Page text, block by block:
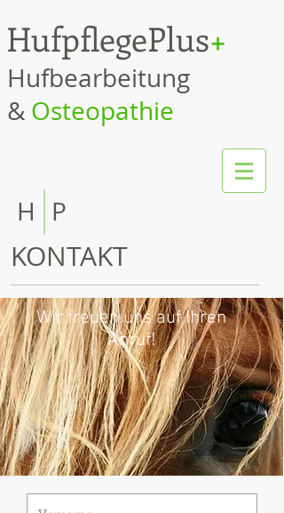
HufpflegePlus+
Hufbearbeitung
& Osteopathie
H P
KONTAKT
Wir freuen uns auf Ihren
Anruf!